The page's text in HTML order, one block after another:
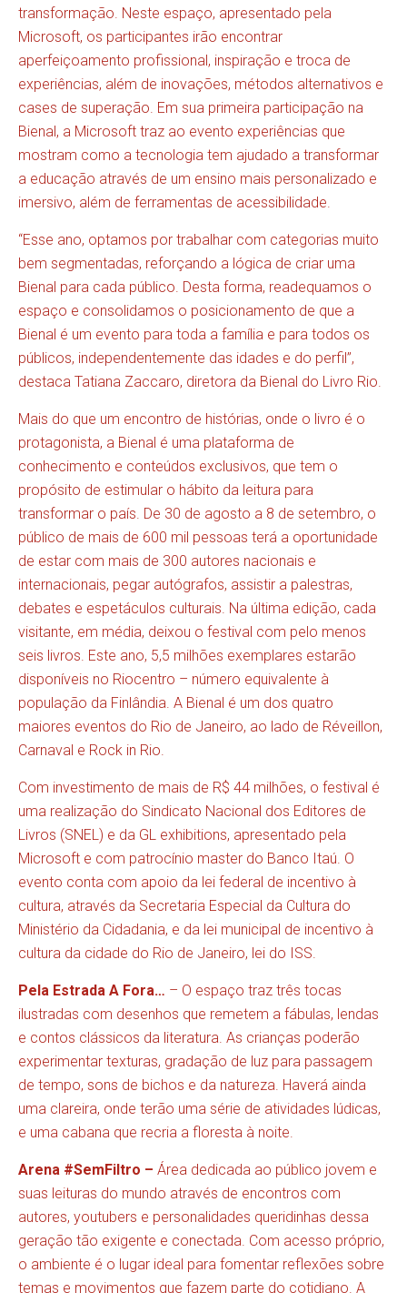
transformação. Neste espaço, apresentado pela
Microsoft, os participantes irão encontrar
aperfeiçoamento profissional, inspiração e troca de
experiências, além de inovações, métodos alternativos e
cases de superação. Em sua primeira participação na
Bienal, a Microsoft traz ao evento experiências que
mostram como a tecnologia tem ajudado a transformar
a educação através de um ensino mais personalizado e
imersivo, além de ferramentas de acessibilidade.
“Esse ano, optamos por trabalhar com categorias muito
bem segmentadas, reforçando a lógica de criar uma
Bienal para cada público. Desta forma, readequamos o
espaço e consolidamos o posicionamento de que a
Bienal é um evento para toda a família e para todos os
públicos, independentemente das idades e do perfil”,
destaca Tatiana Zaccaro, diretora da Bienal do Livro Rio.
Mais do que um encontro de histórias, onde o livro é o
protagonista, a Bienal é uma plataforma de
conhecimento e conteúdos exclusivos, que tem o
propósito de estimular o hábito da leitura para
transformar o país. De 30 de agosto a 8 de setembro, o
público de mais de 600 mil pessoas terá a oportunidade
de estar com mais de 300 autores nacionais e
internacionais, pegar autógrafos, assistir a palestras,
debates e espetáculos culturais. Na última edição, cada
visitante, em média, deixou o festival com pelo menos
seis livros. Este ano, 5,5 milhões exemplares estarão
disponíveis no Riocentro – número equivalente à
população da Finlândia. A Bienal é um dos quatro
maiores eventos do Rio de Janeiro, ao lado de Réveillon,
Carnaval e Rock in Rio.
Com investimento de mais de R$ 44 milhões, o festival é
uma realização do Sindicato Nacional dos Editores de
Livros (SNEL) e da GL exhibitions, apresentado pela
Microsoft e com patrocínio master do Banco Itaú. O
evento conta com apoio da lei federal de incentivo à
cultura, através da Secretaria Especial da Cultura do
Ministério da Cidadania, e da lei municipal de incentivo à
cultura da cidade do Rio de Janeiro, lei do ISS.
Pela Estrada A Fora… – O espaço traz três tocas
ilustradas com desenhos que remetem a fábulas, lendas
e contos clássicos da literatura. As crianças poderão
experimentar texturas, gradação de luz para passagem
de tempo, sons de bichos e da natureza. Haverá ainda
uma clareira, onde terão uma série de atividades lúdicas,
e uma cabana que recria a floresta à noite.
Arena #SemFiltro – Área dedicada ao público jovem e
suas leituras do mundo através de encontros com
autores, youtubers e personalidades queridinhas dessa
geração tão exigente e conectada. Com acesso próprio,
o ambiente é o lugar ideal para fomentar reflexões sobre
temas e movimentos que fazem parte do cotidiano. A